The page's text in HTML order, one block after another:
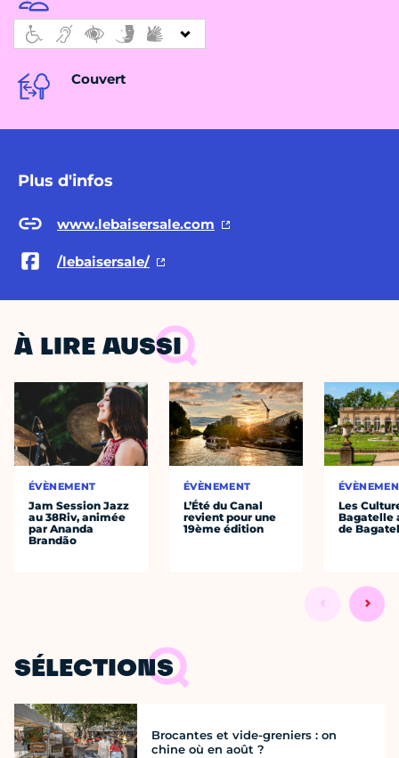
Couvert
Plus d'infos
www.lebaisersale.com
/lebaisersale/
À LIRE AUSSI
ÉVÈNEMENT
Jam Session Jazz
au 38Riv, animée
par Ananda
Brandão
ÉVÈNEMENT
L’Été du Canal
revient pour une
19ème édition
Les
Bagatelle
de
SÉLECTIONS
Brocantes et vide-greniers : on
chine où en août ?